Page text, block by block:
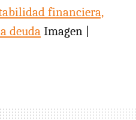
financiera,
deuda Imagen |